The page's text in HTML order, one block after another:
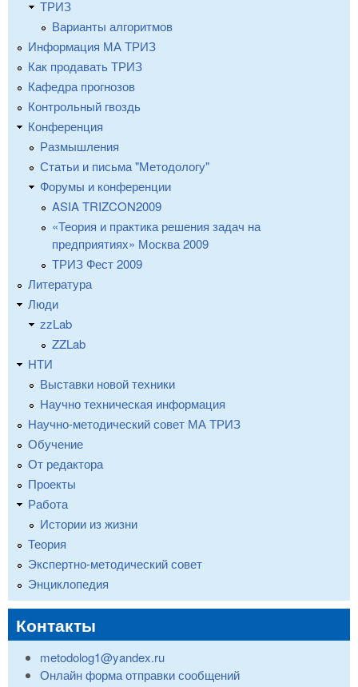
ТРИЗ
Варианты алгоритмов
Информация МА ТРИЗ
Как продавать ТРИЗ
Кафедра прогнозов
Контрольный гвоздь
Конференция
Размышления
Статьи и письма "Методологу"
Форумы и конференции
ASIA TRIZCON2009
«Теория и практика решения задач на
предприятиях» Москва 2009
ТРИЗ Фест 2009
Литература
Люди
zzLab
ZZLab
НТИ
Выставки новой техники
Научно техническая информация
Научно-методический совет МА ТРИЗ
Обучение
От редактора
Проекты
Работа
Истории из жизни
Теория
Экспертно-методический совет
Энциклопедия
Контакты
metodolog1@yandex.ru
Онлайн форма отправки сообщений